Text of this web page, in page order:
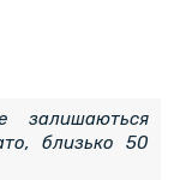
близько 50